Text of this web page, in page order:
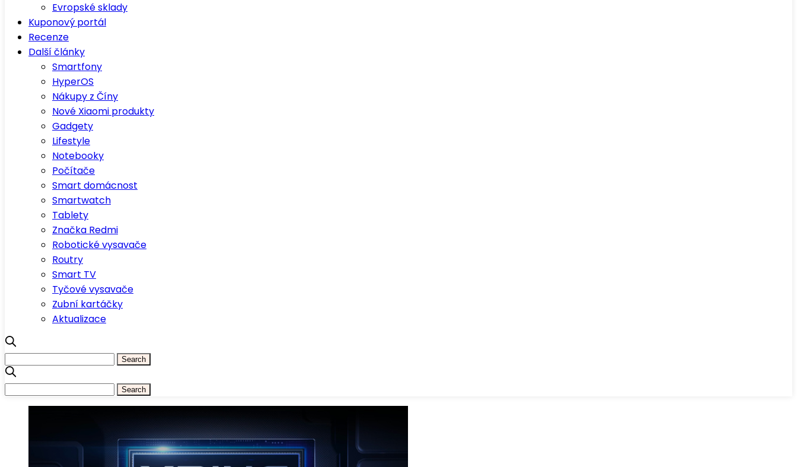
Evropské sklady
Kuponový portál
Recenze
Další články
Smartfony
HyperOS
Nákupy z Číny
Nové Xiaomi produkty
Gadgety
Lifestyle
Notebooky
Počítače
Smart domácnost
Smartwatch
Tablety
Značka Redmi
Robotické vysavače
Routry
Smart TV
Tyčové vysavače
Zubní kartáčky
Aktualizace